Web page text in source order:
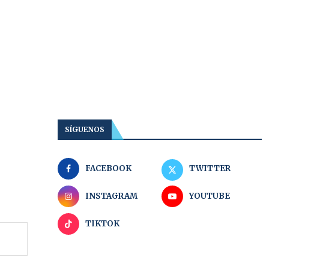
SÍGUENOS
FACEBOOK TWITTER
INSTAGRAM YOUTUBE
TIKTOK